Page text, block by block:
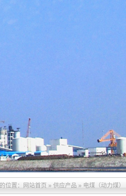
位置： 网站首页 » 供应产品 » 电煤（动力煤）